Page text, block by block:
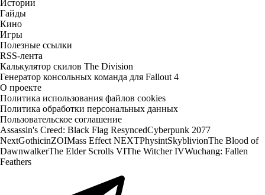
Истории
Гайды
Кино
Игры
Полезные ссылки
RSS-лента
Калькулятор скилов The Division
Генератор консольных команда для Fallout 4
О проекте
Политика использования файлов cookies
Политика обработки персональных данных
Пользовательское соглашение
Assassin's Creed: Black Flag ResyncedCyberpunk 2077
NextGothicinZOIMass Effect NEXTPhysintSkyblivionThe Blood of
DawnwalkerThe Elder Scrolls VIThe Witcher IVWuchang: Fallen
Feathers